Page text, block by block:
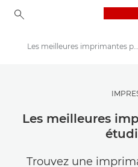
Trouvez l'inspiration |
Conseils et
Les meilleures imprimantes pour les étudiants
Les meilleures
Trouvez une